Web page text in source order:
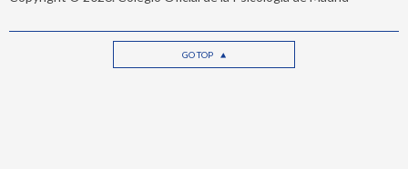
GO TOP